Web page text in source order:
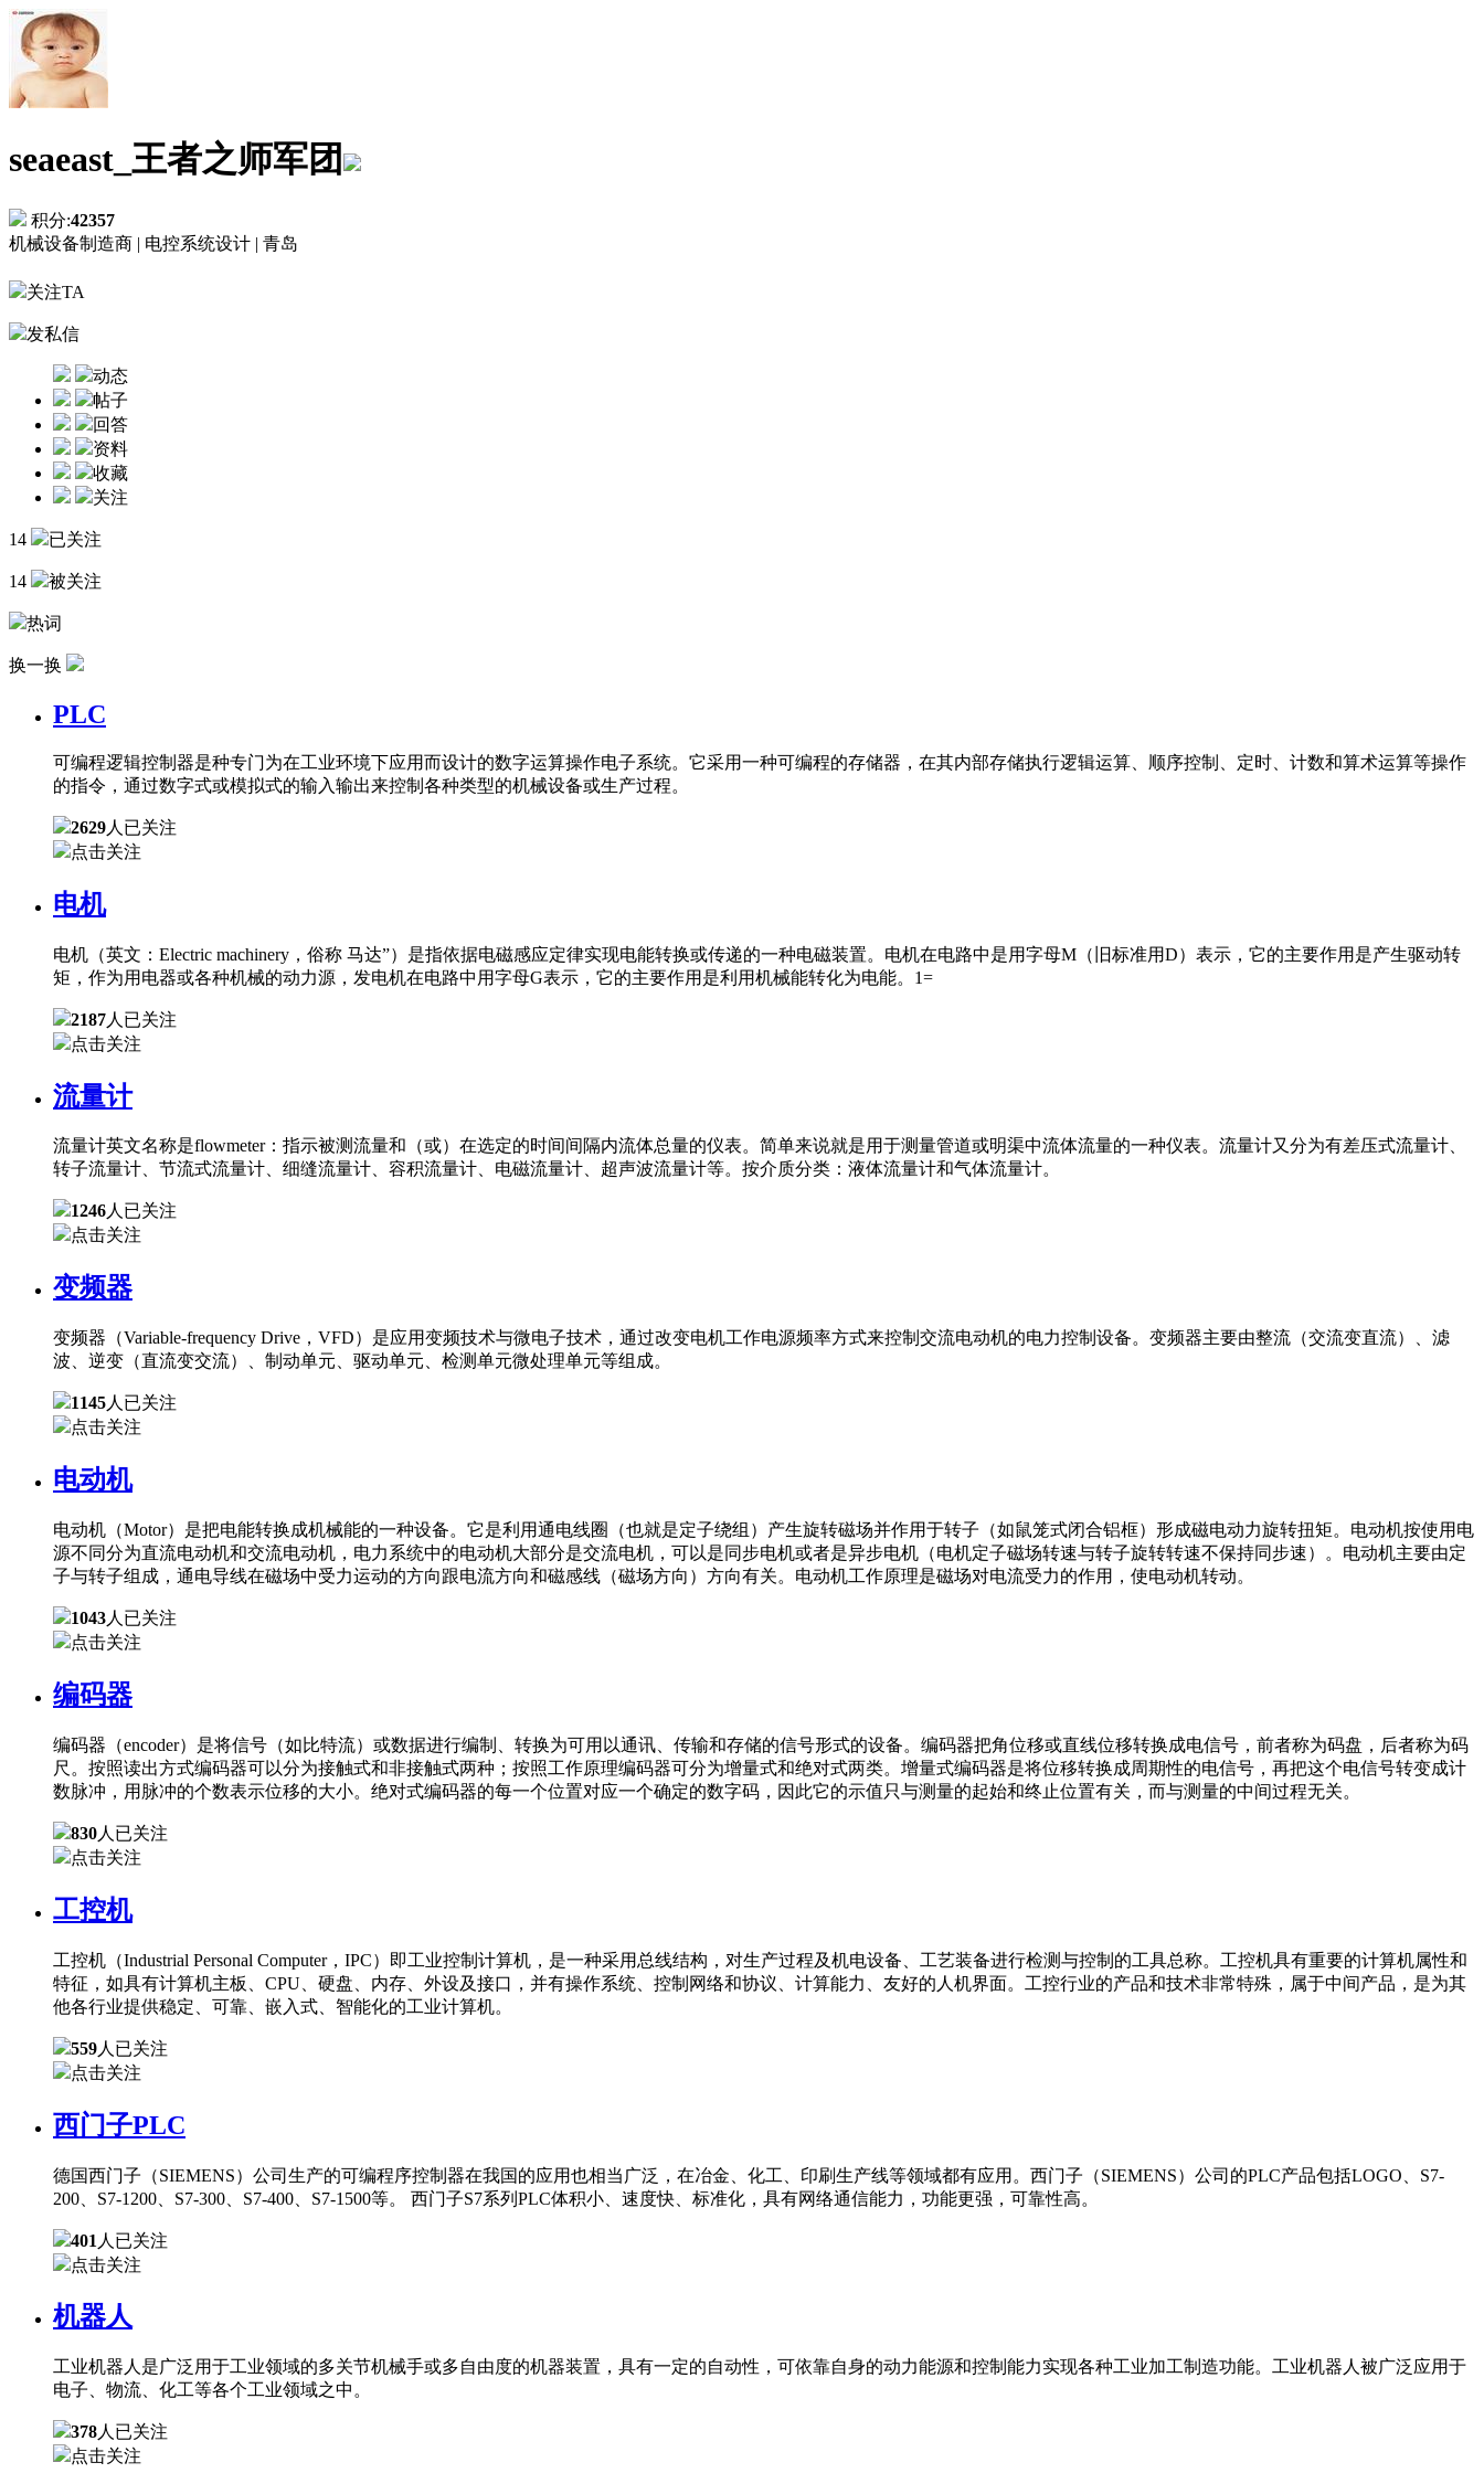
seaeast_王者之师军团
积分:42357
机械设备制造商 | 电控系统设计 | 青岛
关注TA
发私信
动态
帖子
回答
资料
收藏
关注
14 已关注
14 被关注
热词
换一换
PLC
可编程逻辑控制器是种专门为在工业环境下应用而设计的数字运算操作电子系统。它采用一种可编程的存储器，在其内部存储执行逻辑运算、顺序控制、定时、计数和算术运算等操作
的指令，通过数字式或模拟式的输入输出来控制各种类型的机械设备或生产过程。
2629人已关注
点击关注
电机
电机（英文：Electric machinery，俗称 马达”）是指依据电磁感应定律实现电能转换或传递的一种电磁装置。电机在电路中是用字母M（旧标准用D）表示，它的主要作用是产生驱动转
矩，作为用电器或各种机械的动力源，发电机在电路中用字母G表示，它的主要作用是利用机械能转化为电能。1=
2187人已关注
点击关注
流量计
流量计英文名称是flowmeter：指示被测流量和（或）在选定的时间间隔内流体总量的仪表。简单来说就是用于测量管道或明渠中流体流量的一种仪表。流量计又分为有差压式流量计、
转子流量计、节流式流量计、细缝流量计、容积流量计、电磁流量计、超声波流量计等。按介质分类：液体流量计和气体流量计。
1246人已关注
点击关注
变频器
变频器（Variable-frequency Drive，VFD）是应用变频技术与微电子技术，通过改变电机工作电源频率方式来控制交流电动机的电力控制设备。变频器主要由整流（交流变直流）、滤
波、逆变（直流变交流）、制动单元、驱动单元、检测单元微处理单元等组成。
1145人已关注
点击关注
电动机
电动机（Motor）是把电能转换成机械能的一种设备。它是利用通电线圈（也就是定子绕组）产生旋转磁场并作用于转子（如鼠笼式闭合铝框）形成磁电动力旋转扭矩。电动机按使用电
源不同分为直流电动机和交流电动机，电力系统中的电动机大部分是交流电机，可以是同步电机或者是异步电机（电机定子磁场转速与转子旋转转速不保持同步速）。电动机主要由定
子与转子组成，通电导线在磁场中受力运动的方向跟电流方向和磁感线（磁场方向）方向有关。电动机工作原理是磁场对电流受力的作用，使电动机转动。
1043人已关注
点击关注
编码器
编码器（encoder）是将信号（如比特流）或数据进行编制、转换为可用以通讯、传输和存储的信号形式的设备。编码器把角位移或直线位移转换成电信号，前者称为码盘，后者称为码
尺。按照读出方式编码器可以分为接触式和非接触式两种；按照工作原理编码器可分为增量式和绝对式两类。增量式编码器是将位移转换成周期性的电信号，再把这个电信号转变成计
数脉冲，用脉冲的个数表示位移的大小。绝对式编码器的每一个位置对应一个确定的数字码，因此它的示值只与测量的起始和终止位置有关，而与测量的中间过程无关。
830人已关注
点击关注
工控机
工控机（Industrial Personal Computer，IPC）即工业控制计算机，是一种采用总线结构，对生产过程及机电设备、工艺装备进行检测与控制的工具总称。工控机具有重要的计算机属性和
特征，如具有计算机主板、CPU、硬盘、内存、外设及接口，并有操作系统、控制网络和协议、计算能力、友好的人机界面。工控行业的产品和技术非常特殊，属于中间产品，是为其
他各行业提供稳定、可靠、嵌入式、智能化的工业计算机。
559人已关注
点击关注
西门子PLC
德国西门子（SIEMENS）公司生产的可编程序控制器在我国的应用也相当广泛，在冶金、化工、印刷生产线等领域都有应用。西门子（SIEMENS）公司的PLC产品包括LOGO、S7-
200、S7-1200、S7-300、S7-400、S7-1500等。 西门子S7系列PLC体积小、速度快、标准化，具有网络通信能力，功能更强，可靠性高。
401 人已关注
点击关注
机器人
工业机器人是广泛用于工业领域的多关节机械手或多自由度的机器装置，具有一定的自动性，可依靠自身的动力能源和控制能力实现各种工业加工制造功能。工业机器人被广泛应用于
电子、物流、化工等各个工业领域之中。
378人已关注
点击关注